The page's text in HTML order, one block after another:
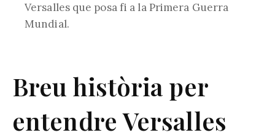
Versalles que posa fi a la Primera Guerra
Mundial.
Breu història per
entendre Versalles